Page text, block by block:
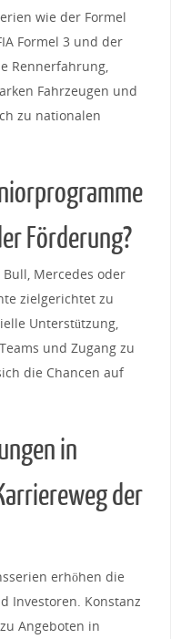
wie der Formel
Formel⁢ 3 und der
Rennerfahrung,
Fahrzeugen und
zu nationalen
⁤Förderung?
Mercedes oder
⁢zielgerichtet ​zu
Unterstützung,
und Zugang ⁤zu
die⁣ Chancen ⁤auf
in⁢
der​
erhöhen die
Investoren. Konstanz‌
Angeboten in